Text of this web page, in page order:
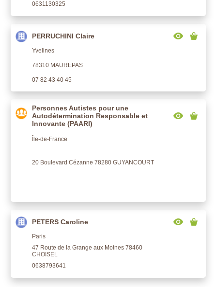
0631130325
PERRUCHINI Claire
Yvelines
78310 MAUREPAS
07 82 43 40 45
Personnes Autistes pour une
Autodétermination Responsable et
Innovante (PAARI)
Île-de-France
20 Boulevard Cézanne 78280 GUYANCOURT
PETERS Caroline
Paris
47 Route de la Grange aux Moines 78460
CHOISEL
0638793641